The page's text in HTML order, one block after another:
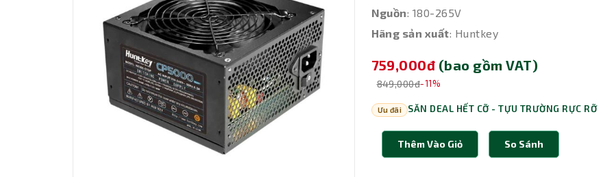
Nguồn: 180-265V
Hãng sản xuất: Huntkey
759,000đ (bao gồm VAT)
849,000đ-11%
Ưu đãi SĂN DEAL HẾT CỠ - TỰU TRƯỜNG RỰC RỠ
Thêm Vào Giỏ So Sánh